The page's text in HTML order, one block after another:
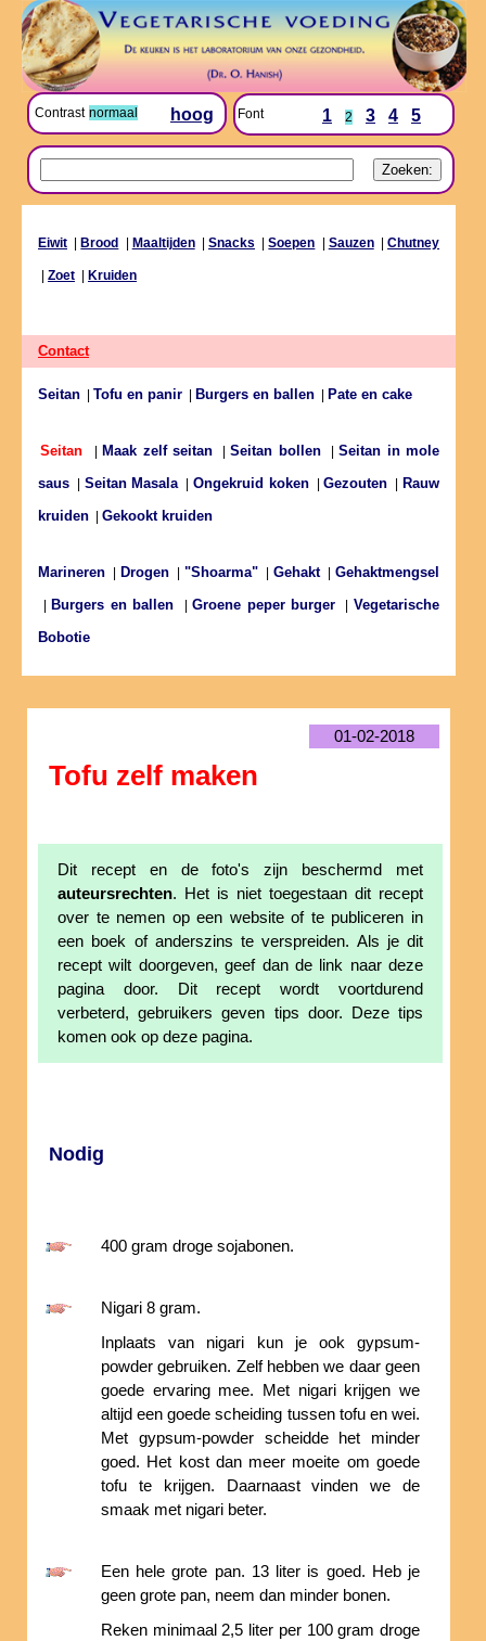
Contrast normaal hoog Font 1 2 3 4 5
Eiwit Brood Maaltijden|Snacks |Soepen Sauzen|Chutney
Zoet Kruiden
Contact
Seitan Tofu en panir Burgers en ballen Pate en cake
Seitan Maak zelf seitan |Seitan bollen|Seitan in mole
saus
Seitan Masala|Ongekruid koken|Gezouten
Rauw
kruiden
Gekookt kruiden
Marineren Drogen "Shoarma" Gehakt|Gehaktmengsel
Burgers en ballen |Groene peper burger |Vegetarische
Bobotie
01-02-2018
Tofu zelf maken
Dit recept en de foto's zijn beschermd met
auteursrechten. Het is niet toegestaan dit recept
over te nemen op een website of te publiceren in
een boek of anderszins te verspreiden. Als je dit
recept wilt doorgeven, geef dan de link naar deze
pagina door. Dit recept wordt voortdurend
verbeterd, gebruikers geven tips door. Deze tips
komen ook op deze pagina.
Nodig
400 gram droge sojabonen.
Nigari 8 gram.
Inplaats van nigari kun je ook gypsum-
powder gebruiken. Zelf hebben we daar geen
goede ervaring mee. Met nigari krijgen we
altijd een goede scheiding tussen tofu en wei.
Met gypsum-powder scheidde het minder
goed. Het kost dan meer moeite om goede
tofu te krijgen. Daarnaast vinden we de
smaak met nigari beter.
Een hele grote pan. 13 liter is goed. Heb je
geen grote pan, neem dan minder bonen.
Reken minimaal 2,5 liter per 100 gram droge